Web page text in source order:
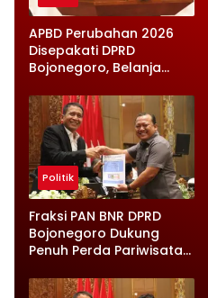
APBD Perubahan 2026
Disepakati DPRD
Bojonegoro, Belanja
Infrastruktur Diperkuat
Politik
Fraksi PAN BNR DPRD
Bojonegoro Dukung
Penuh Perda Pariwisata
Anak